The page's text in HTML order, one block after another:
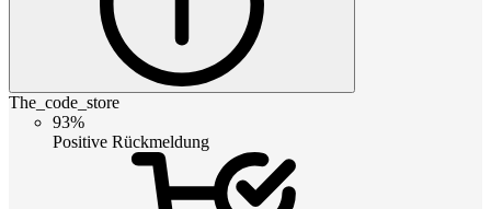
The_code_store
93%
Positive Rückmeldung